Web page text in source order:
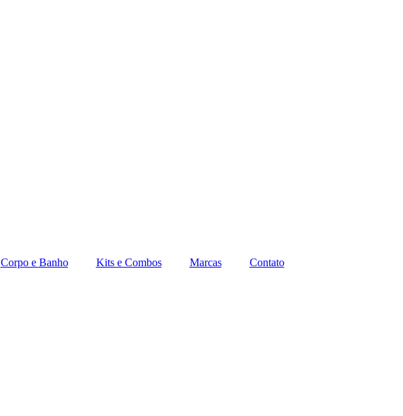
Corpo e Banho Kits e Combos Marcas Contato